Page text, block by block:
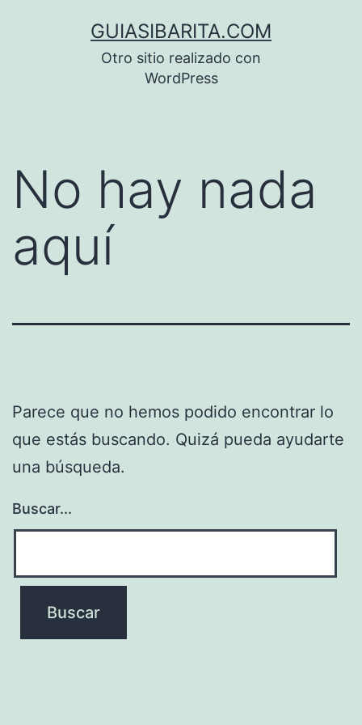
GUIASIBARITA.COM
Otro sitio realizado con
WordPress
No hay nada
aquí
Parece que no hemos podido encontrar lo
que estás buscando. Quizá pueda ayudarte
una búsqueda.
Buscar...